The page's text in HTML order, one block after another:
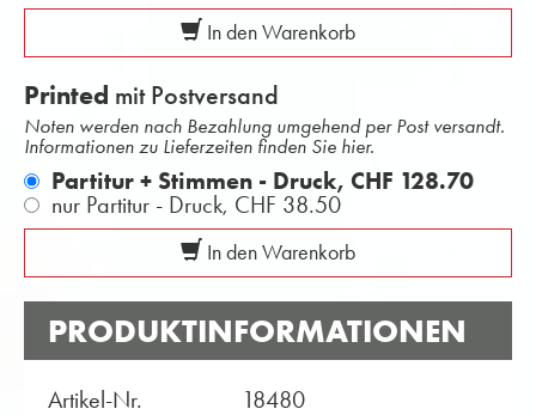
In den Warenkorb
Printed mit Postversand
Noten werden nach Bezahlung umgehend per Post versandt.
Informationen zu Lieferzeiten finden Sie hier.
Partitur + Stimmen - Druck, CHF 128.70
nur Partitur - Druck, CHF 38.50
In den Warenkorb
PRODUKTINFORMATIONEN
Artikel-Nr.
18480